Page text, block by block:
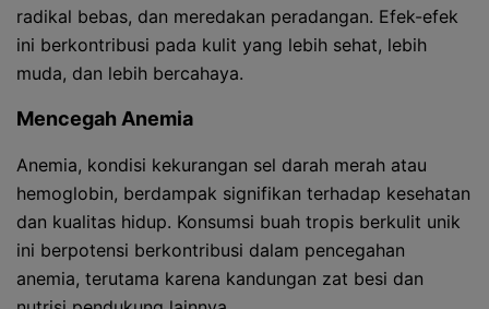
radikal bebas, dan meredakan peradangan. Efek-efek
ini berkontribusi pada kulit yang lebih sehat, lebih
muda, dan lebih bercahaya.
Mencegah Anemia
Anemia, kondisi kekurangan sel darah merah atau
hemoglobin, berdampak signifikan terhadap kesehatan
dan kualitas hidup. Konsumsi buah tropis berkulit unik
ini berpotensi berkontribusi dalam pencegahan
anemia, terutama karena kandungan zat besi dan